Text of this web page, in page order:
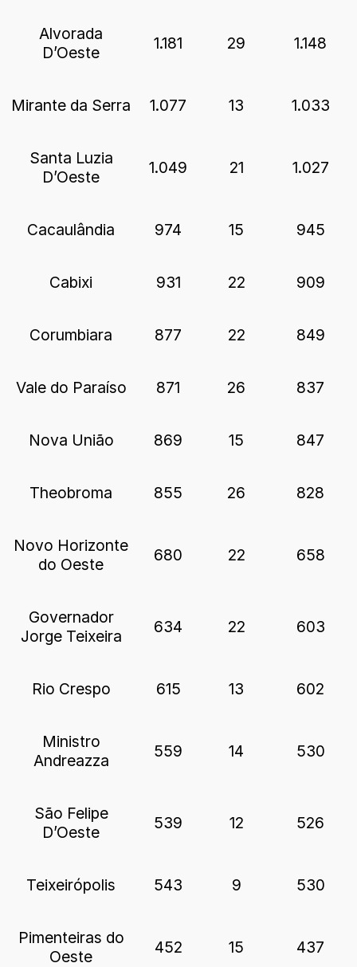
Alvorada
D’Oeste
1.181 29 1.148
Mirante da Serra 1.077 13 1.033
Santa Luzia
D’Oeste
1.049 21 1.027
Cacaulândia 974 15 945
Cabixi 931 22 909
Corumbiara 877 22 849
Vale do Paraíso 871 26 837
Nova União 869 15 847
Theobroma 855 26 828
Novo Horizonte
do Oeste
680 22 658
Governador
Jorge Teixeira
634 22 603
Rio Crespo 615 13 602
Ministro
Andreazza
559 14 530
São Felipe
D’Oeste
539 12 526
Teixeirópolis 543 9 530
Pimenteiras do
Oeste
452 15 437